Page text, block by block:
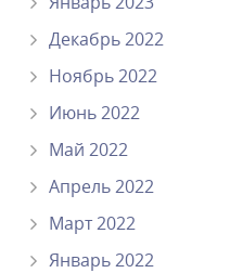
Декабрь 2022
Ноябрь 2022
Июнь 2022
Май 2022
Апрель 2022
Март 2022
Январь 2022